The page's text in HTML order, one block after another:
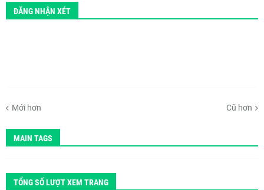
ĐĂNG NHẬN XÉT
Mới hơn Cũ hơn
MAIN TAGS
TỔNG SỐ LƯỢT XEM TRANG